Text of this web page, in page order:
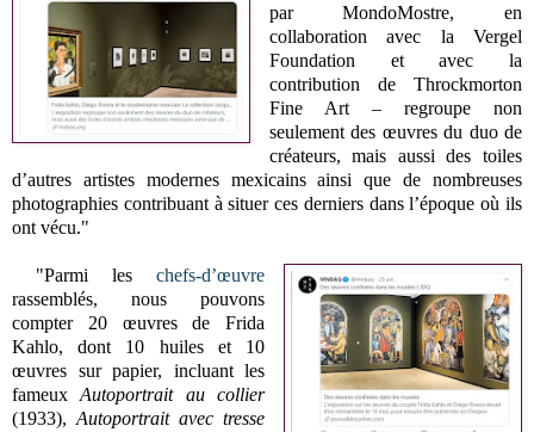
par MondoMostre, en
collaboration avec la Vergel
Foundation et avec la
contribution de Throckmorton
Fine Art – regroupe non
seulement des œuvres du duo de
créateurs, mais aussi des toiles
d’autres artistes modernes mexicains ainsi que de nombreuses
photographies contribuant à situer ces derniers dans l’époque où ils
ont vécu."
"Parmi leschefs-d’œuvre
rassemblés, nous pouvons
compter 20 œuvres de Frida
Kahlo, dont 10 huiles et 10
œuvres sur papier, incluant les
fameuxAutoportrait au collier
(1933),Autoportrait avec tresse